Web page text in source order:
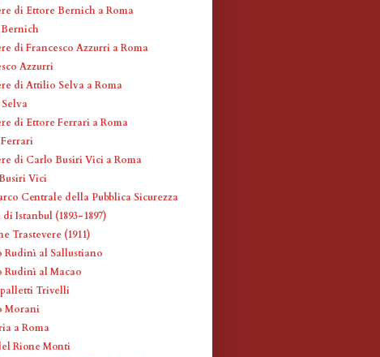
di Ettore Bernich a Roma
di Francesco Azzurri a Roma
Azzurri
di Attilio Selva a Roma
di Ettore Ferrari a Roma
di Carlo Busiri Vici a Roma
Vici
Centrale della Pubblica Sicurezza
di Istanbul (1893-1897)
Trastevere (1911)
al Sallustiano
al Macao
Trivelli
Morani
a Roma
Rione Monti